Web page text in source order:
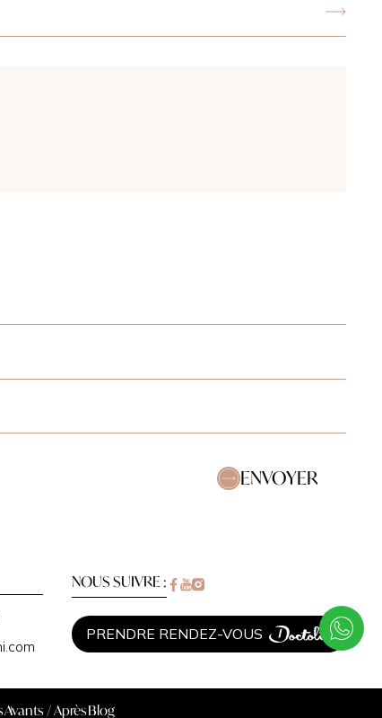
ENVOYER
NOUS SUIVRE :
PRENDRE RENDEZ-VOUS
Avants / AprèsBlog